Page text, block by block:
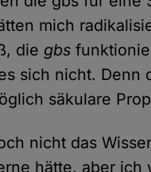
mich
die gbs
sich nicht. Denn
säkulare
nicht das
hätte, aber ich